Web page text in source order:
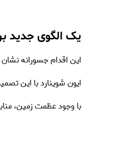
یک الگوی جدید
این اقدام جسورانه
ایون شوینارد با این
با وجود عظمت زمین،